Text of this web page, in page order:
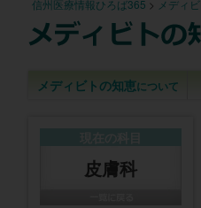
信州医療情報ひろば365 > メディ
メディビトの知恵について
皮膚科